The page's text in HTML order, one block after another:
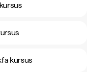
kursus